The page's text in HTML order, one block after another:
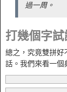
過一周。
打幾個字試
總之，究竟雙拼好
話。我們來看一個